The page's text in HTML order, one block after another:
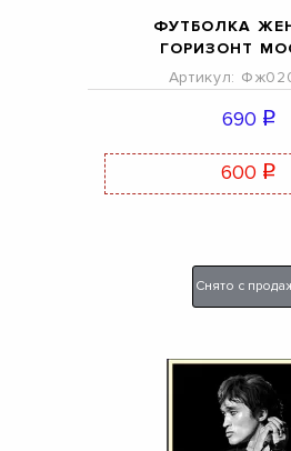
ФУТБОЛКА
ГОРИЗОНТ
Артикул:
690 q
600 q
Снято с